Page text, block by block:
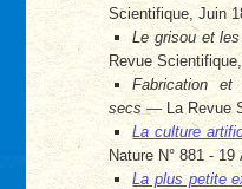
Scientifique, Juin
Le grisou et
Revue
Fabrication
secs— La Revue
La culture
Nature N° 881 - 19
La plus petite